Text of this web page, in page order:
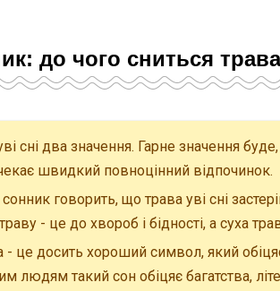
до чого сниться
сні два значення. Гарне значення
швидкий повноцінний відпочинок.
говорить, що трава уві сні
- це до хвороб і бідності, а суха
- це досить хороший символ, який
людям такий сон обіцяє багатства,